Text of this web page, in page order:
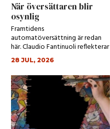
När översättaren blir
osynlig
Framtidens
automatöversättning är redan
här. Claudio Fantinuoli reflekterar
kring den.
28 JUL, 2026